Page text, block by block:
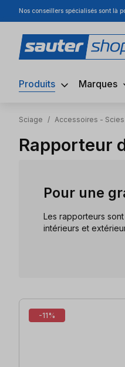
au contenu principal
Passer à la recherche
Passer à la navigation
Nos conseillers spécialisés sont là
Produits Marques
Sciage / Accessoires - Scies
Rapporteur
Pour une
Les rapporteurs
intérieurs et
6 articles trouvés
-11%